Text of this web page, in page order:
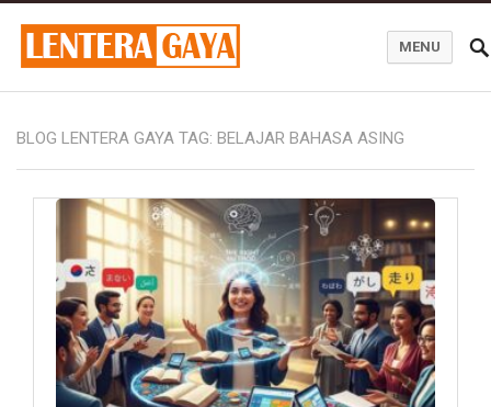
MENU
BLOG LENTERA GAYA TAG: BELAJAR BAHASA ASING